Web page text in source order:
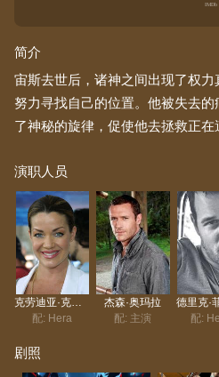
简介
宙斯去世后，诸神之间出现了权
努力寻找自己的位置。他被失去的
了神秘的旋律，促使他去拯救正
宙斯空缺的王位，并将他的家人
演职人员
配: Hera
杰森·奥玛拉
配: 主演
配:
剧照